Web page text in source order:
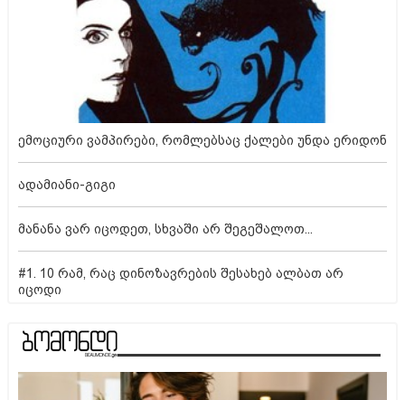
ემოციური ვამპირები, რომლებსაც ქალები უნდა ერიდონ
ადამიანი-გიგი
მანანა ვარ იცოდეთ, სხვაში არ შეგეშალოთ...
#1. 10 რამ, რაც დინოზავრების შესახებ ალბათ არ
იცოდი